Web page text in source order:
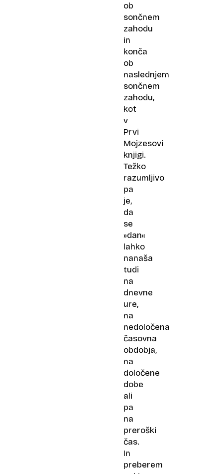
ob
sončnem
zahodu
in
konča
ob
naslednjem
sončnem
zahodu,
kot
v
Prvi
Mojzesovi
knjigi.
Težko
razumljivo
pa
je,
da
se
»dan«
lahko
nanaša
tudi
na
dnevne
ure,
na
nedoločena
časovna
obdobja,
na
določene
dobe
ali
pa
na
preroški
čas.
In
preberem